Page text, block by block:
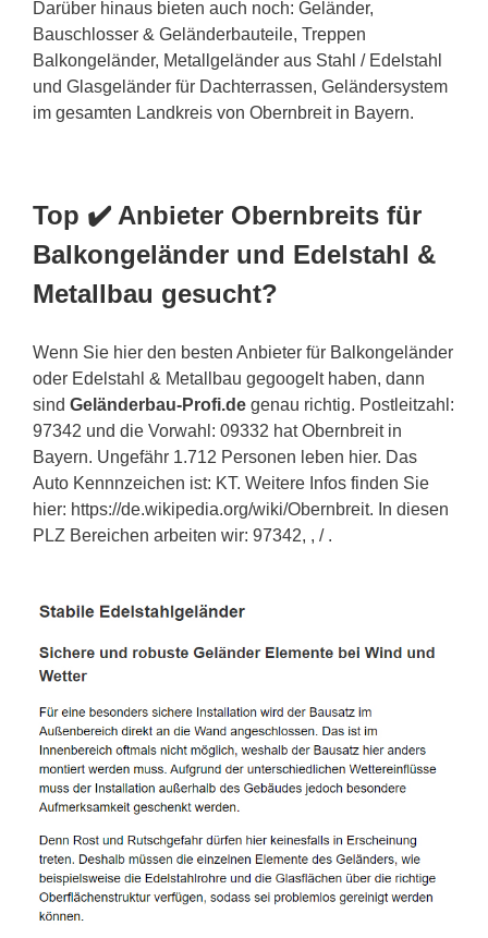
Darüber hinaus bieten auch noch: Geländer,
Bauschlosser & Geländerbauteile, Treppen
Balkongeländer, Metallgeländer aus Stahl / Edelstahl
und Glasgeländer für Dachterrassen, Geländersystem
im gesamten Landkreis von Obernbreit in Bayern.
Top ✔️ Anbieter Obernbreits für
Balkongeländer und Edelstahl &
Metallbau gesucht?
Wenn Sie hier den besten Anbieter für Balkongeländer
oder Edelstahl & Metallbau gegoogelt haben, dann
sind Geländerbau-Profi.de genau richtig. Postleitzahl:
97342 und die Vorwahl: 09332 hat Obernbreit in
Bayern. Ungefähr 1.712 Personen leben hier. Das
Auto Kennnzeichen ist: KT. Weitere Infos finden Sie
hier: https://de.wikipedia.org/wiki/Obernbreit. In diesen
PLZ Bereichen arbeiten wir: 97342, , / .